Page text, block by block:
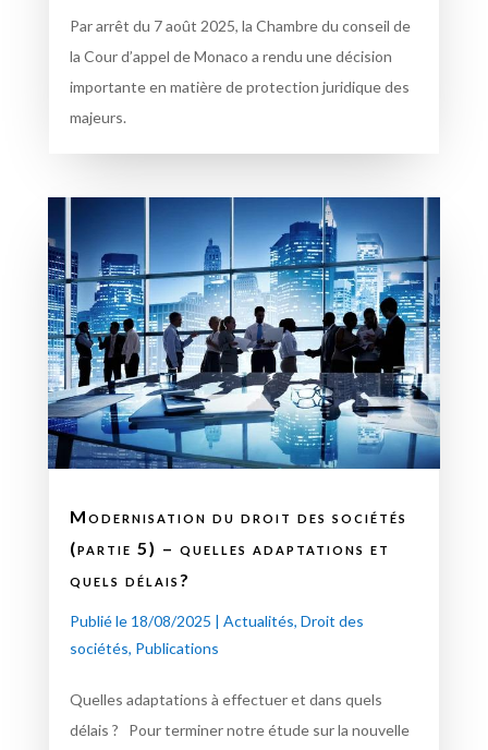
Par arrêt du 7 août 2025, la Chambre du conseil de
la Cour d’appel de Monaco a rendu une décision
importante en matière de protection juridique des
majeurs.
Modernisation du droit des sociétés
(partie 5) – quelles adaptations et
quels délais?
Publié le 18/08/2025 | Actualités, Droit des
sociétés, Publications
Quelles adaptations à effectuer et dans quels
délais ? Pour terminer notre étude sur la nouvelle